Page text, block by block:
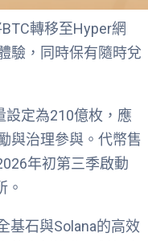
轉移至Hyper網
驗，同時保有隨時兌
設定為210億枚，應
與治理參與。代幣售
年初第三季啟動
。
基石與Solana的高效